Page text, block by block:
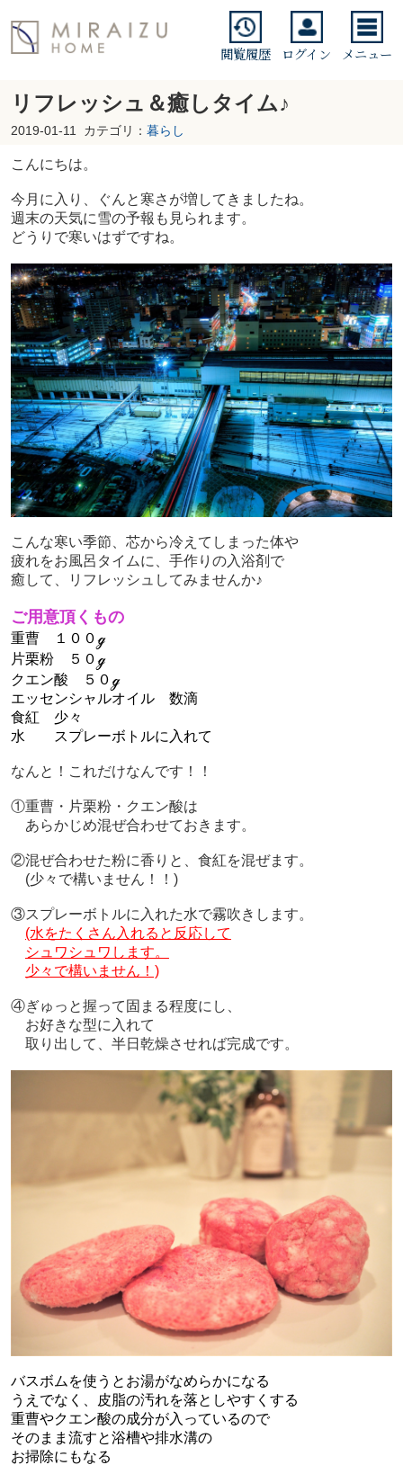
閲覧履歴 ログイン メニュー
リフレッシュ＆癒しタイム♪
2019-01-11 カテゴリ： 暮らし
こんにちは。
今月に入り、ぐんと寒さが増してきましたね。
週末の天気に雪の予報も見られます。
どうりで寒いはずですね。
こんな寒い季節、芯から冷えてしまった体や
疲れをお風呂タイムに、手作りの入浴剤で
癒して、
リフレッシュしてみませんか♪
ご用意頂くもの
重曹 １００ℊ
片栗粉 ５０ℊ
クエン酸 ５０ℊ
エッセンシャルオイル 数滴
食紅 少々
水 スプレーボトルに入れて
なんと！これだけなんです！！
①重曹・片栗粉・クエン酸は
あらかじめ混ぜ合わせておきます。
②混ぜ合わせた粉に香りと、食紅を混ぜます。
(少々で構いません！！)
③スプレーボトルに入れた水で霧吹きします。
(水をたくさん入れると反応して
シュワシュワします。
少々で構いません！)
④ぎゅっと握って固まる程度にし、
お好きな型に 入れて
取り出して、半日乾燥させれば完成です。
バスボムを使うとお湯がなめらかになる
うえでなく、
皮脂の汚れを落としやすくする
重曹やクエン酸の成分が入っているので
そのまま流すと浴槽や排水溝の
お掃除にもなる